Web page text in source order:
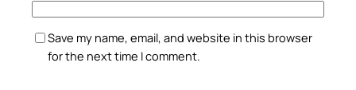
Save my name, email, and website in this browser
for the next time I comment.